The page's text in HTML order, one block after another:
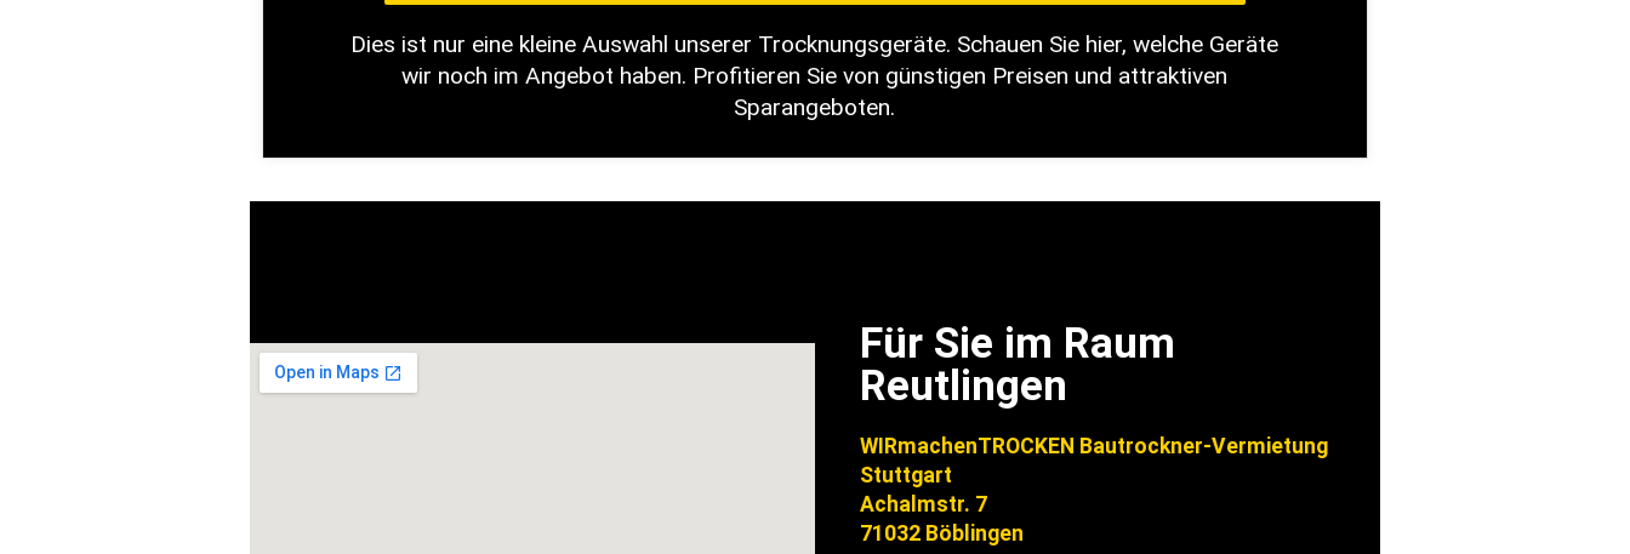
Dies ist nur eine kleine Auswahl unserer Trocknungsgeräte. Schauen Sie hier, welche Geräte
wir noch im Angebot haben. Profitieren Sie von günstigen Preisen und attraktiven
Sparangeboten.
Für Sie im Raum
Reutlingen
WIRmachenTROCKEN Bautrockner-Vermietung
Stuttgart
Achalmstr. 7
71032 Böblingen